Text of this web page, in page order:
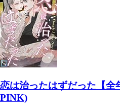
恋は治ったはずだった【全
PINK)